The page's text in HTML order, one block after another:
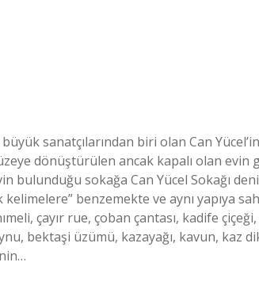
sanatçılarından biri olan Can
dönüştürülen ancak kapalı olan evin
bulunduğu sokağa Can Yücel Sokağı
benzemekte ve aynı yapıya
çayır rue, çoban çantası, kadife
bektaşi üzümü, kazayağı, kavun, kaz